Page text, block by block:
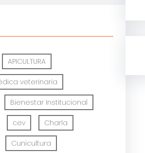
APICULTURA
veterinaria
Bienestar Institucional
cev Charla
Cunicultura